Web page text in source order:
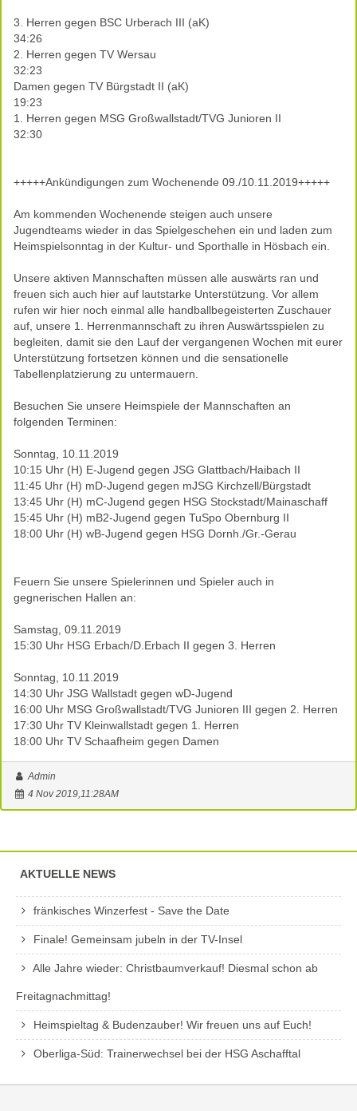
3. Herren gegen BSC Urberach III (aK)
34:26
2. Herren gegen TV Wersau
32:23
Damen gegen TV Bürgstadt II (aK)
19:23
1. Herren gegen MSG Großwallstadt/TVG Junioren II
32:30
+++++Ankündigungen zum Wochenende 09./10.11.2019+++++
Am kommenden Wochenende steigen auch unsere
Jugendteams wieder in das Spielgeschehen ein und laden zum
Heimspielsonntag in der Kultur- und Sporthalle in Hösbach ein.
Unsere aktiven Mannschaften müssen alle auswärts ran und
freuen sich auch hier auf lautstarke Unterstützung. Vor allem
rufen wir hier noch einmal alle handballbegeisterten Zuschauer
auf, unsere 1. Herrenmannschaft zu ihren Auswärtsspielen zu
begleiten, damit sie den Lauf der vergangenen Wochen mit eurer
Unterstützung fortsetzen können und die sensationelle
Tabellenplatzierung zu untermauern.
Besuchen Sie unsere Heimspiele der Mannschaften an
folgenden Terminen:
Sonntag, 10.11.2019
10:15 Uhr (H) E-Jugend gegen JSG Glattbach/Haibach II
11:45 Uhr (H) mD-Jugend gegen mJSG Kirchzell/Bürgstadt
13:45 Uhr (H) mC-Jugend gegen HSG Stockstadt/Mainaschaff
15:45 Uhr (H) mB2-Jugend gegen TuSpo Obernburg II
18:00 Uhr (H) wB-Jugend gegen HSG Dornh./Gr.-Gerau
Feuern Sie unsere Spielerinnen und Spieler auch in
gegnerischen Hallen an:
Samstag, 09.11.2019
15:30 Uhr HSG Erbach/D.Erbach II gegen 3. Herren
Sonntag, 10.11.2019
14:30 Uhr JSG Wallstadt gegen wD-Jugend
16:00 Uhr MSG Großwallstadt/TVG Junioren III gegen 2. Herren
17:30 Uhr TV Kleinwallstadt gegen 1. Herren
18:00 Uhr TV Schaafheim gegen Damen
Admin
4 Nov 2019,11:28AM
AKTUELLE NEWS
fränkisches Winzerfest - Save the Date
Finale! Gemeinsam jubeln in der TV-Insel
Alle Jahre wieder: Christbaumverkauf! Diesmal schon ab
Freitagnachmittag!
Heimspieltag & Budenzauber! Wir freuen uns auf Euch!
Oberliga-Süd: Trainerwechsel bei der HSG Aschafftal